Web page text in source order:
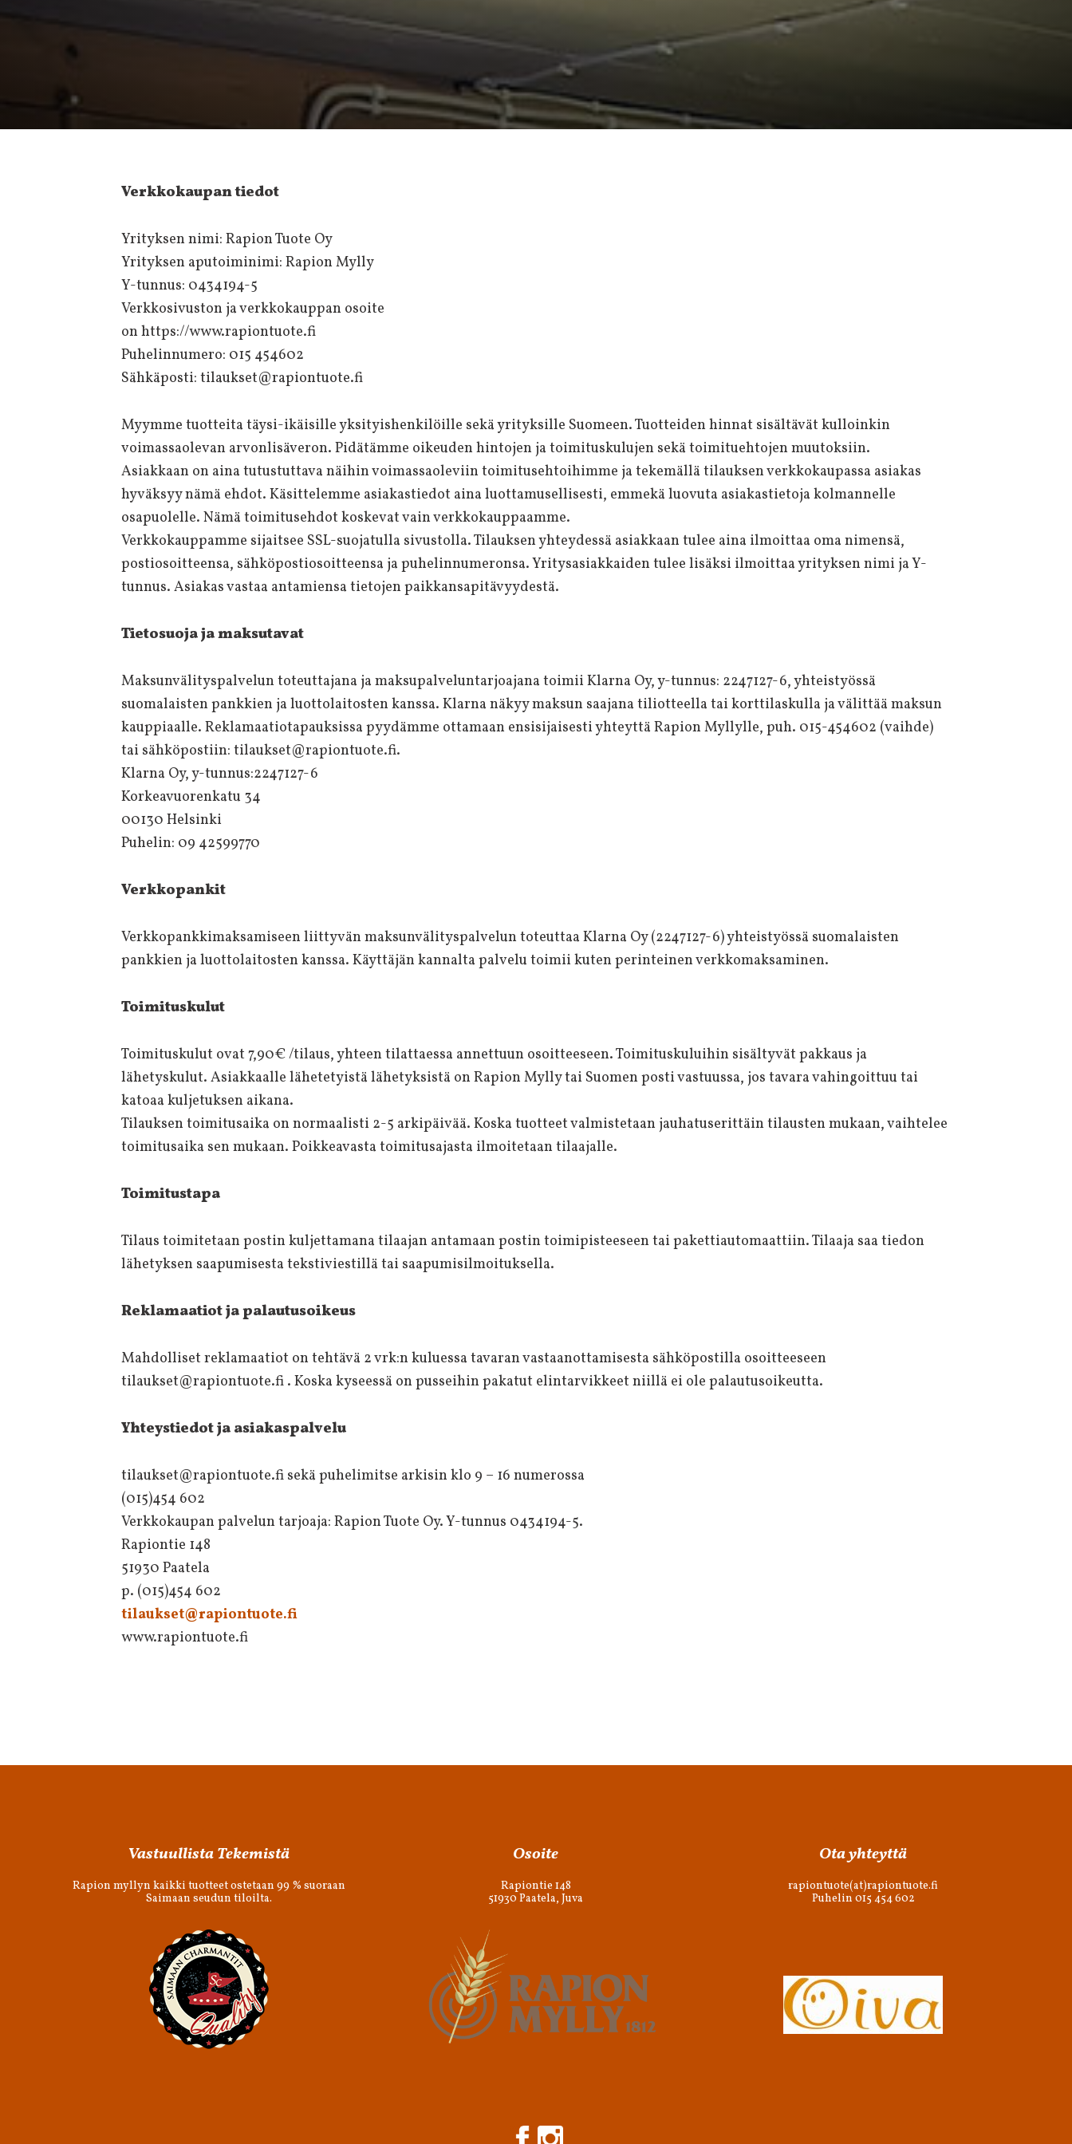
Verkkokaupan tiedot
Yrityksen nimi: Rapion Tuote Oy
Yrityksen aputoiminimi: Rapion Mylly
Y-tunnus: 0434194-5
Verkkosivuston ja verkkokauppan osoite
on https://www.rapiontuote.fi
Puhelinnumero: 015 454602
Sähkäposti: tilaukset@rapiontuote.fi
Myymme tuotteita täysi-ikäisille yksityishenkilöille sekä yrityksille Suomeen. Tuotteiden hinnat sisältävät kulloinkin
voimassaolevan arvonlisäveron. Pidätämme oikeuden hintojen ja toimituskulujen sekä toimituehtojen muutoksiin.
Asiakkaan on aina tutustuttava näihin voimassaoleviin toimitusehtoihimme ja tekemällä tilauksen verkkokaupassa asiakas
hyväksyy nämä ehdot. Käsittelemme asiakastiedot aina luottamusellisesti, emmekä luovuta asiakastietoja kolmannelle
osapuolelle. Nämä toimitusehdot koskevat vain verkkokauppaamme.
Verkkokauppamme sijaitsee SSL-suojatulla sivustolla. Tilauksen yhteydessä asiakkaan tulee aina ilmoittaa oma nimensä,
postiosoitteensa, sähköpostiosoitteensa ja puhelinnumeronsa. Yritysasiakkaiden tulee lisäksi ilmoittaa yrityksen nimi ja Y-
tunnus. Asiakas vastaa antamiensa tietojen paikkansapitävyydestä.
Tietosuoja ja maksutavat
Maksunvälityspalvelun toteuttajana ja maksupalveluntarjoajana toimii Klarna Oy, y-tunnus: 2247127-6, yhteistyössä
suomalaisten pankkien ja luottolaitosten kanssa. Klarna näkyy maksun saajana tiliotteella tai korttilaskulla ja välittää maksun
kauppiaalle. Reklamaatiotapauksissa pyydämme ottamaan ensisijaisesti yhteyttä Rapion Myllylle, puh. 015-454602 (vaihde)
tai sähköpostiin: tilaukset@rapiontuote.fi.
Klarna Oy, y-tunnus:2247127-6
Korkeavuorenkatu 34
00130 Helsinki
Puhelin: 09 42599770
Verkkopankit
Verkkopankkimaksamiseen liittyvän maksunvälityspalvelun toteuttaa Klarna Oy (2247127-6) yhteistyössä suomalaisten
pankkien ja luottolaitosten kanssa. Käyttäjän kannalta palvelu toimii kuten perinteinen verkkomaksaminen.
Toimituskulut
Toimituskulut ovat 7,90€ /tilaus, yhteen tilattaessa annettuun osoitteeseen. Toimituskuluihin sisältyvät pakkaus ja
lähetyskulut. Asiakkaalle lähetetyistä lähetyksistä on Rapion Mylly tai Suomen posti vastuussa, jos tavara vahingoittuu tai
katoaa kuljetuksen aikana.
Tilauksen toimitusaika on normaalisti 2-5 arkipäivää. Koska tuotteet valmistetaan jauhatuserittäin tilausten mukaan, vaihtelee
toimitusaika sen mukaan. Poikkeavasta toimitusajasta ilmoitetaan tilaajalle.
Toimitustapa
Tilaus toimitetaan postin kuljettamana tilaajan antamaan postin toimipisteeseen tai pakettiautomaattiin. Tilaaja saa tiedon
lähetyksen saapumisesta tekstiviestillä tai saapumisilmoituksella.
Reklamaatiot ja palautusoikeus
Mahdolliset reklamaatiot on tehtävä 2 vrk:n kuluessa tavaran vastaanottamisesta sähköpostilla osoitteeseen
tilaukset@rapiontuote.fi . Koska kyseessä on pusseihin pakatut elintarvikkeet niillä ei ole palautusoikeutta.
Yhteystiedot ja asiakaspalvelu
tilaukset@rapiontuote.fi sekä puhelimitse arkisin klo 9 – 16 numerossa
(015)454 602
Verkkokaupan palvelun tarjoaja: Rapion Tuote Oy. Y-tunnus 0434194-5.
Rapiontie 148
51930 Paatela
p. (015)454 602
tilaukset@rapiontuote.fi
www.rapiontuote.fi
Vastuullista Tekemistä
Rapion myllyn kaikki tuotteet ostetaan 99 % suoraan
Saimaan seudun tiloilta.
Osoite
Rapiontie 148
51930 Paatela, Juva
Ota yhteyttä
rapiontuote(at)rapiontuote.fi
Puhelin 015 454 602